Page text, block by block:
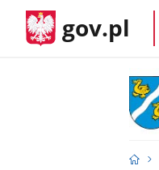
gov.pl